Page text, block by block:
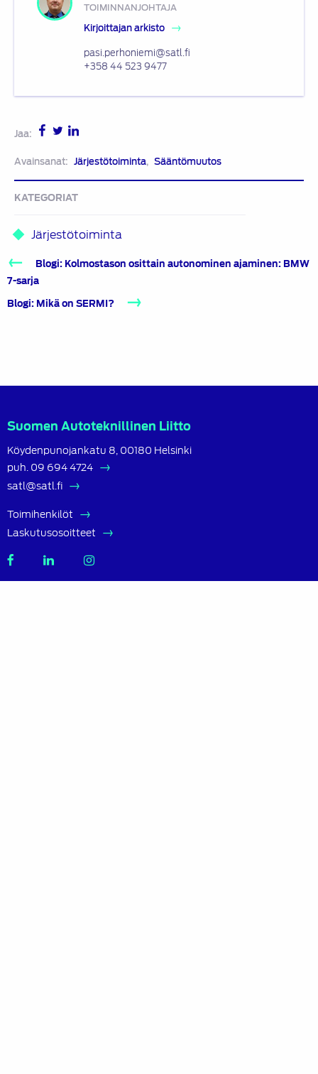
KATEGORIAT
Järjestötoiminta
TOIMINNANJOHTAJA
Kirjoittajan arkisto
pasi.perhoniemi@satl.fi
+358 44 523 9477
Avainsanat: Järjestötoiminta, Sääntömuutos
Jaa:
Artikkelien
selausBlogi: Kolmostason osittain autonominen ajaminen: BMW
7-sarja
Blogi: Mikä on SERMI?
Suomen Autoteknillinen Liitto
Köydenpunojankatu 8, 00180 Helsinki
puh. 09 694 4724
satl@satl.fi
Toimihenkilöt
Laskutusosoitteet
SATL
Facebook
SATL
LinkedInInstagram